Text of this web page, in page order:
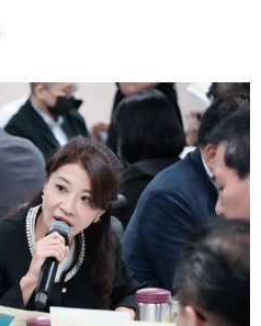
，我們不會上當的」，更
10年新低。